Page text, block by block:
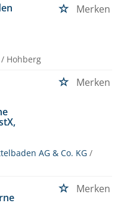
Merken
/ Hohberg
Merken
AG & Co. KG /
Merken